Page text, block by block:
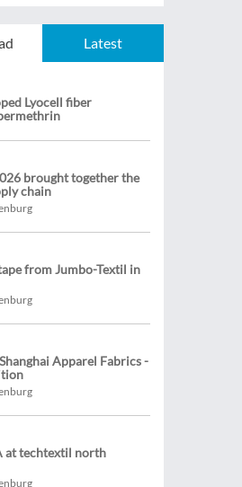
Latest
Lyocell fiber
brought together the
chain
from Jumbo-Textil in
Apparel Fabrics -
at techtextil north